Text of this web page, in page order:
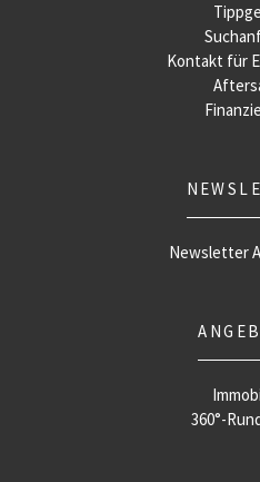
Kontakt für
Newsletter
360°-